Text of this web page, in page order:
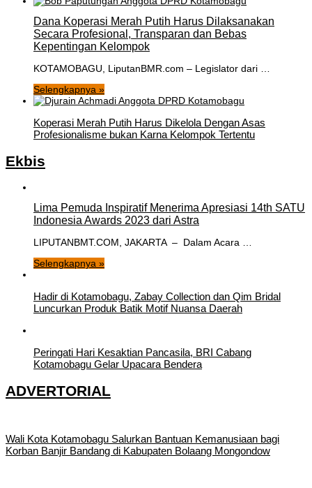
Dana Koperasi Merah Putih Harus Dilaksanakan
Secara Profesional, Transparan dan Bebas
Kepentingan Kelompok
KOTAMOBAGU, LiputanBMR.com – Legislator dari …
Selengkapnya »
Koperasi Merah Putih Harus Dikelola Dengan Asas
Profesionalisme bukan Karna Kelompok Tertentu
Ekbis
Lima Pemuda Inspiratif Menerima Apresiasi 14th SATU
Indonesia Awards 2023 dari Astra
LIPUTANBMT.COM, JAKARTA – Dalam Acara …
Selengkapnya »
Hadir di Kotamobagu, Zabay Collection dan Qim Bridal
Luncurkan Produk Batik Motif Nuansa Daerah
Peringati Hari Kesaktian Pancasila, BRI Cabang
Kotamobagu Gelar Upacara Bendera
ADVERTORIAL
Wali Kota Kotamobagu Salurkan Bantuan Kemanusiaan bagi
Korban Banjir Bandang di Kabupaten Bolaang Mongondow